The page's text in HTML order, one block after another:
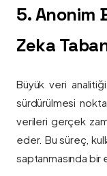
5. Anonim
Zeka
Büyük veri analitiği,
sürdürülmesi
verileri gerçek
eder. Bu süreç,
saptanmasında bir